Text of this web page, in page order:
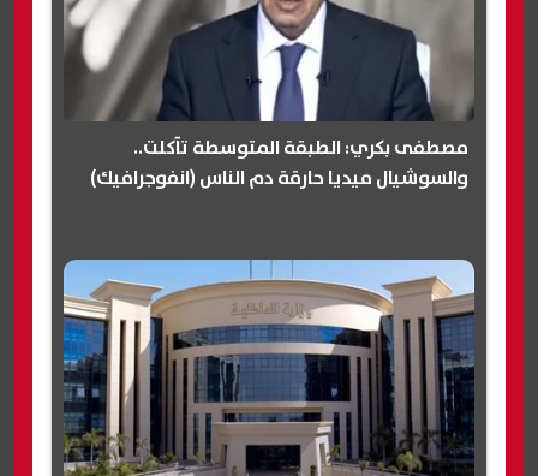
مصطفى بكري: الطبقة المتوسطة تآكلت..
والسوشيال ميديا حارقة دم الناس (انفوجرافيك)